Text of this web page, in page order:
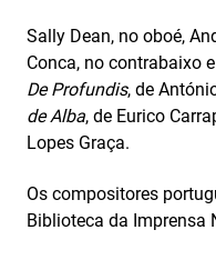
Sally Dean, no oboé,
Conca, no contrabaixo
De Profundis, de
de Alba, de Eurico
Lopes Graça.
Os compositores
Biblioteca da Imprensa